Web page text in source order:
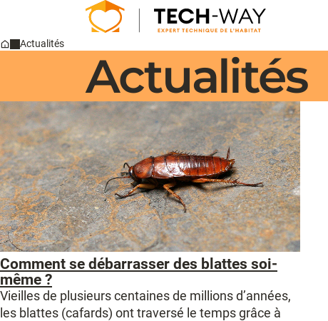
Actualités
Actualités
Comment se débarrasser des blattes soi-
même ?
Vieilles de plusieurs centaines de millions d’années,
les blattes (cafards) ont traversé le temps grâce à